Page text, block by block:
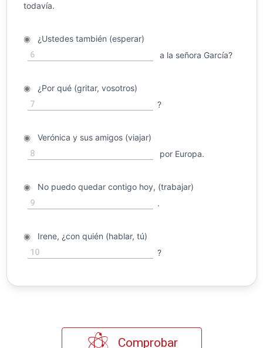
todavía.
◉¿Ustedes también (esperar)
6 a la señora García?
◉¿Por qué (gritar, vosotros)
7 ?
◉Verónica y sus amigos (viajar)
8 por Europa.
◉No puedo quedar contigo hoy, (trabajar)
9 .
◉Irene, ¿con quién (hablar, tú)
10 ?
Comprobar